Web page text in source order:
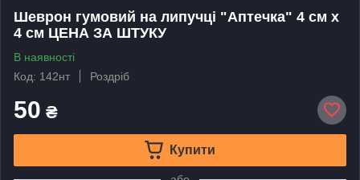
Шеврон гумовий на липучці "Аптечка" 4 см х
4 см ЦЕНА ЗА ШТУКУ
В наявності
Код: 142нт
Роздріб
50 ₴
Купити